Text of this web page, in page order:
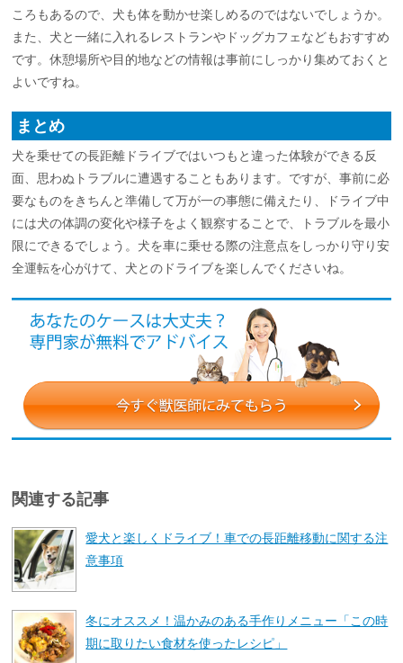
ころもあるので、犬も体を動かせ楽しめるのではないでしょうか。
また、犬と一緒に入れるレストランやドッグカフェなどもおすすめ
です。休憩場所や目的地などの情報は事前にしっかり集めておくと
よいですね。
まとめ
犬を乗せての長距離ドライブではいつもと違った体験ができる反
面、思わぬトラブルに遭遇することもあります。ですが、事前に必
要なものをきちんと準備して万が一の事態に備えたり、ドライブ中
には犬の体調の変化や様子をよく観察することで、トラブルを最小
限にできるでしょう。犬を車に乗せる際の注意点をしっかり守り安
全運転を心がけて、犬とのドライブを楽しんでくださいね。
関連する記事
愛犬と楽しくドライブ！車での長距離移動に関する注
意事項
冬にオススメ！温かみのある手作りメニュー「この時
期に取りたい食材を使ったレシピ」